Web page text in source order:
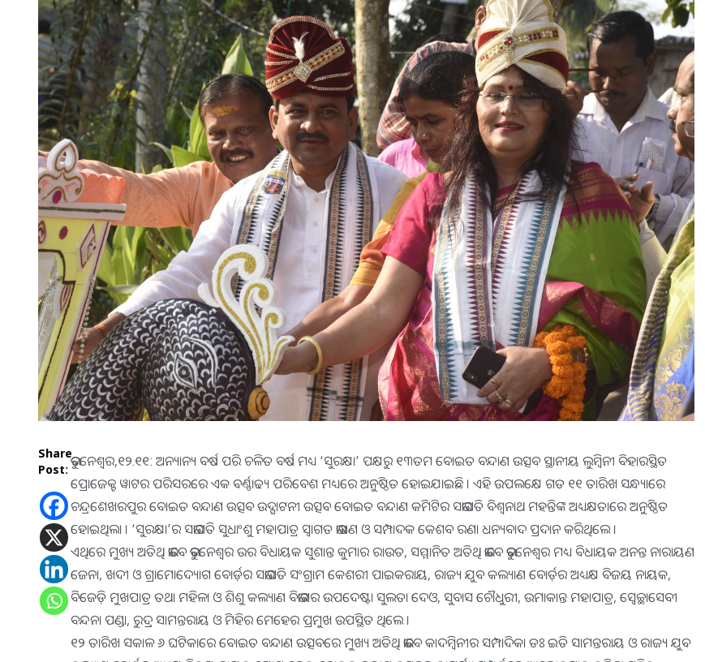
Share
Post:
ଭୁବନେଶ୍ୱର,୧୨.୧୧: ଅନ୍ୟାନ୍ୟ ବର୍ଷ ପରି ଚଳିତ ବର୍ଷ ମଧ୍ୟ ‘ସୁରକ୍ଷା’ ପକ୍ଷରୁ ୧୩ତମ ବୋଇତ ବନ୍ଦାଣ ଉତ୍ସବ ସ୍ଥାନୀୟ ଲୁମ୍ବିନୀ ବିହାରସ୍ଥିତ
ପ୍ରୋଜେକ୍ଟ ୱାଟର ପରିସରରେ ଏକ ବର୍ଣ୍ଣାଢ୍ୟ ପରିବେଶ ମଧ୍ୟରେ ଅନୁଷ୍ଠିତ ହୋଇଯାଇଛି । ଏହି ଉପଲକ୍ଷେ ଗତ ୧୧ ତାରିଖ ସନ୍ଧ୍ୟାରେ
ଚନ୍ଦ୍ରଶେଖରପୁର ବୋଇତ ବନ୍ଦାଣ ଉତ୍ସବ ଉଦ୍ଘାଟନୀ ଉତ୍ସବ ବୋଇତ ବନ୍ଦାଣ କମିଟିର ସଭାପତି ବିଶ୍ୱନାଥ ମହନ୍ତିଙ୍କ ଅଧ୍ୟକ୍ଷତାରେ ଅନୁଷ୍ଠିତ
ହୋଇଥିଲା । ‘ସୁରକ୍ଷା’ର ସଭାପତି ସୁଧାଂଶୁ ମହାପାତ୍ର ସ୍ୱାଗତ ଭାଷଣ ଓ ସମ୍ପାଦକ କେଶବ ରଣା ଧନ୍ୟବାଦ ପ୍ରଦାନ କରିଥିଲେ ।
ଏଥିରେ ମୁଖ୍ୟ ଅତିଥି ଭାବେ ଭୁବନେଶ୍ୱର ଉର ବିଧାୟକ ସୁଶାନ୍ତ କୁମାର ରାଉତ, ସମ୍ମାନିତ ଅତିଥି ଭାବେ ଭୁବନେଶ୍ୱର ମଧ୍ୟ ବିଧାୟକ ଅନନ୍ତ ନାରାୟଣ
ଜେନା, ଖଦୀ ଓ ଗ୍ରାମୋଦ୍ୟୋଗ ବୋର୍ଡ଼ର ସଭାପତି ସଂଗ୍ରାମ କେଶରୀ ପାଇକରାୟ, ରାଜ୍ୟ ଯୁବ କଲ୍ୟାଣ ବୋର୍ଡ଼ର ଅଧ୍ୟକ୍ଷ ବିଜୟ ନାୟକ,
ବିଜେଡ଼ି ମୁଖପାତ୍ର ତଥା ମହିଳା ଓ ଶିଶୁ କଲ୍ୟାଣ ବିଭାଗର ଉପଦେଷ୍ଟା ସୁଲତା ଦେଓ, ସୁବାସ ଚୌଧୁରୀ, ଉମାକାନ୍ତ ମହାପାତ୍ର, ସ୍ୱେଚ୍ଛାସେବୀ
ବନ୍ଦନା ପଣ୍ଡା, ରୁଦ୍ର ସାମନ୍ତରାୟ ଓ ମିହିର ମେହେର ପ୍ରମୁଖ ଉପସ୍ଥିତ ଥିଲେ ।
୧୨ ତାରିଖ ସକାଳ ୬ ଘଟିକାରେ ବୋଇତ ବନ୍ଦାଣ ଉତ୍ସବରେ ମୁଖ୍ୟ ଅତିଥି ଭାବେ କାଦମ୍ବିନୀର ସମ୍ପାଦିକା ଡଃ ଇତି ସାମନ୍ତରାୟ ଓ ରାଜ୍ୟ ଯୁବ